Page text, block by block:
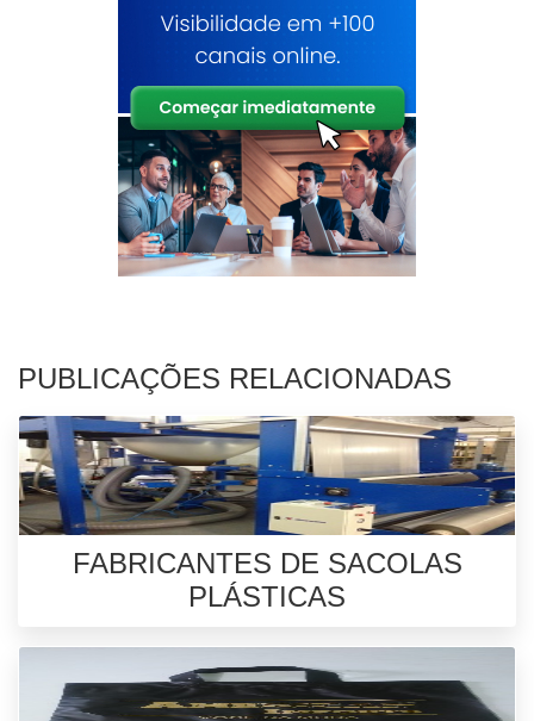
PUBLICAÇÕES RELACIONADAS
FABRICANTES DE SACOLAS
PLÁSTICAS